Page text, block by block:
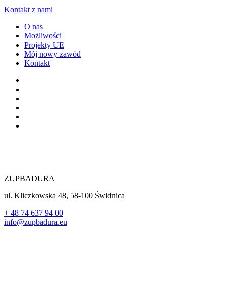
Kontakt z nami
O nas
Możliwości
Projekty UE
Mój nowy zawód
Kontakt
ZUPBADURA
ul. Kliczkowska 48, 58-100 Świdnica
+ 48 74 637 94 00
info@zupbadura.eu